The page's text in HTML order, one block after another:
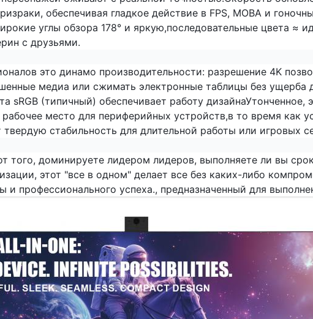
обеспечивая гладкое действие в FPS, MOBA и
углы обзора 178° и яркую,последовательные цвета ≈
с друзьями.
это динамо производительности: разрешение 4K
медиа или сжимать электронные таблицы без ущерба
sRGB (типичный) обеспечивает работу
место для периферийных устройств,в то время как
твердую стабильность для длительной работы или игровых
того, доминируете лидером лидеров, выполняете ли вы
этот "все в одном" делает все без каких-либо
и профессионального успеха., предназначенный для